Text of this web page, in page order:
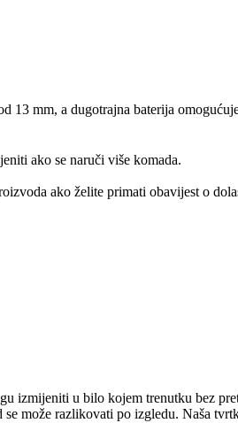
13 mm, a dugotrajna baterija
ako se naruči više komada.
ako želite primati obavijest o
izmijeniti u bilo kojem trenutku bez
može razlikovati po izgledu. Naša